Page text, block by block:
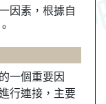
因素，根據自
一個重要因
行連接，主要